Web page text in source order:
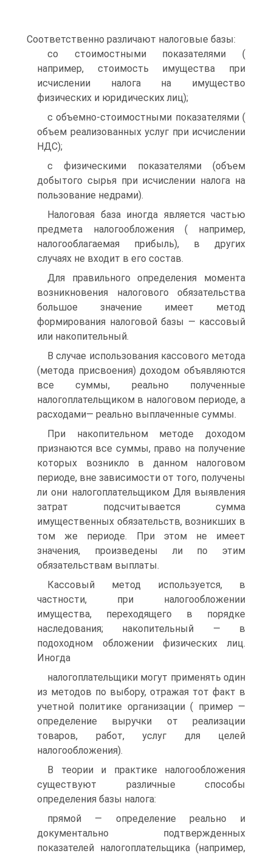
Соответственно различают налоговые базы:
со стоимостными показателями (
например, стоимость имущества при
исчислении налога на имущество
физических и юридических лиц);
с объемно-стоимостными показателями (
объем реализованных услуг при исчислении
НДС);
с физическими показателями (объем
добытого сырья при исчислении налога на
пользование недрами).
Налоговая база иногда является частью
предмета налогообложения ( например,
налогооблагаемая прибыль), в других
случаях не входит в его состав.
Для правильного определения момента
возникновения налогового обязательства
большое значение имеет метод
формирования налоговой базы — кассовый
или накопительный.
В случае использования кассового метода
(метода присвоения) доходом объявляются
все суммы, реально полученные
налогоплательщиком в налоговом периоде, а
расходами— реально выплаченные суммы.
При накопительном методе доходом
признаются все суммы, право на получение
которых возникло в данном налоговом
периоде, вне зависимости от того, получены
ли они налогоплательщиком Для выявления
затрат подсчитывается сумма
имущественных обязательств, возникших в
том же периоде. При этом не имеет
значения, произведены ли по этим
обязательствам выплаты.
Кассовый метод используется, в
частности, при налогообложении
имущества, переходящего в порядке
наследования; накопительный — в
подоходном обложении физических лиц.
Иногда
налогоплательщики могут применять один
из методов по выбору, отражая тот факт в
учетной политике организации ( пример —
определение выручки от реализации
товаров, работ, услуг для целей
налогообложения).
В теории и практике налогообложения
существуют различные способы
определения базы налога:
прямой — определение реально и
документально подтвержденных
показателей налогоплательщика (например,